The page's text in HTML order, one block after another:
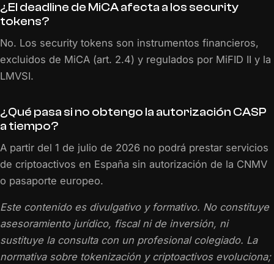
¿El deadline de MiCA afecta a los security
tokens?
No. Los security tokens son instrumentos financieros,
excluidos de MiCA (art. 2.4) y regulados por MiFID II y la
LMVSI.
¿Qué pasa si no obtengo la autorización CASP
a tiempo?
A partir del 1 de julio de 2026 no podrá prestar servicios
de criptoactivos en España sin autorización de la CNMV
o pasaporte europeo.
Este contenido es divulgativo y formativo. No constituye
asesoramiento jurídico, fiscal ni de inversión, ni
sustituye la consulta con un profesional colegiado. La
normativa sobre tokenización y criptoactivos evoluciona;